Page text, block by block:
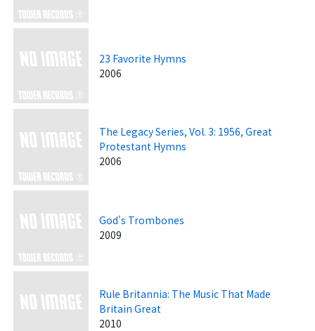
23 Favorite Hymns
2006
The Legacy Series, Vol. 3: 1956, Great
Protestant Hymns
2006
God's Trombones
2009
Rule Britannia: The Music That Made
Britain Great
2010